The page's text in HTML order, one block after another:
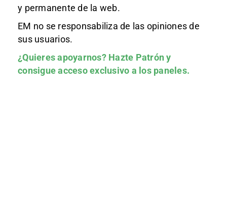
y permanente de la web.
EM no se responsabiliza de las opiniones de
sus usuarios.
¿Quieres apoyarnos? Hazte Patróny
consigue acceso exclusivo a los paneles.